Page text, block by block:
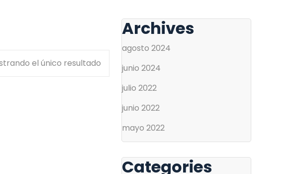
el único resultado
Archives
agosto 2024
junio 2024
julio 2022
junio 2022
mayo 2022
Categories